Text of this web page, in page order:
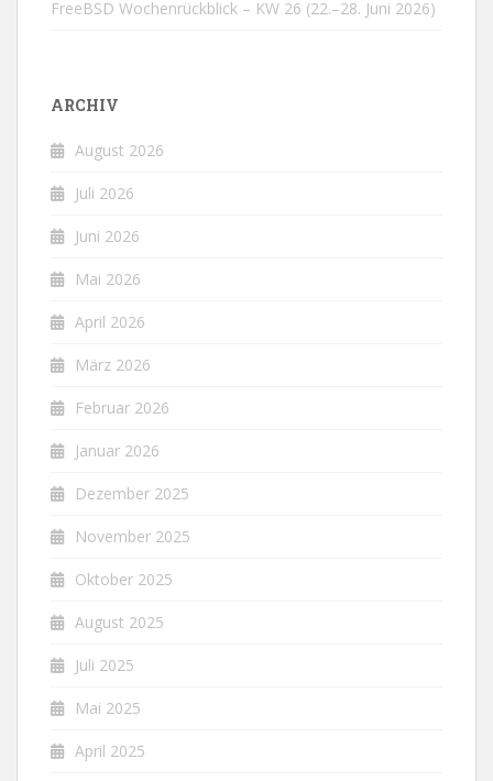
FreeBSD Wochenrückblick – KW 26 (22.–28. Juni 2026)
ARCHIV
August 2026
Juli 2026
Juni 2026
Mai 2026
April 2026
März 2026
Februar 2026
Januar 2026
Dezember 2025
November 2025
Oktober 2025
August 2025
Juli 2025
Mai 2025
April 2025